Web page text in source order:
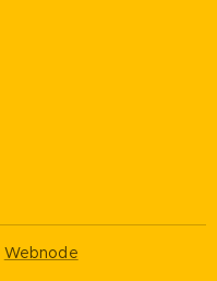
Webnode